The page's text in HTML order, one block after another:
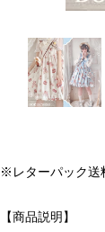
※レターパック送
【商品説明】